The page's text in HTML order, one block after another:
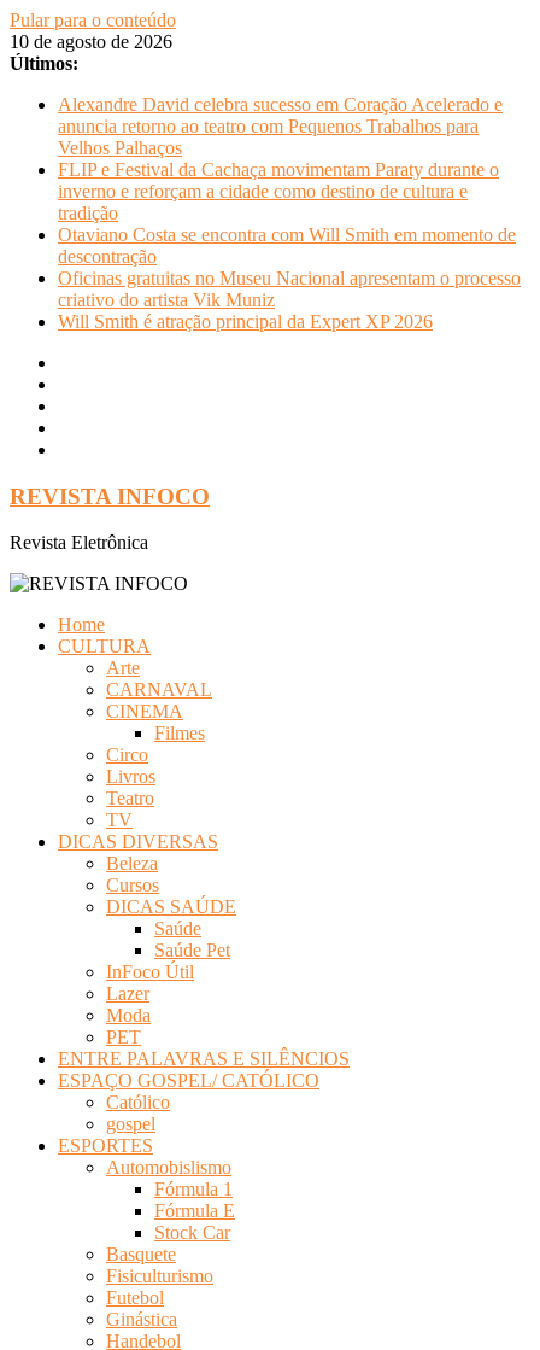
Pular para o conteúdo
10 de agosto de 2026
Últimos:
Alexandre David celebra sucesso em Coração Acelerado e
anuncia retorno ao teatro com Pequenos Trabalhos para
Velhos Palhaços
FLIP e Festival da Cachaça movimentam Paraty durante o
inverno e reforçam a cidade como destino de cultura e
tradição
Otaviano Costa se encontra com Will Smith em momento de
descontração
Oficinas gratuitas no Museu Nacional apresentam o processo
criativo do artista Vik Muniz
Will Smith é atração principal da Expert XP 2026
REVISTA INFOCO
Revista Eletrônica
Home
CULTURA
Arte
CARNAVAL
CINEMA
Filmes
Circo
Livros
Teatro
TV
DICAS DIVERSAS
Beleza
Cursos
DICAS SAÚDE
Saúde
Saúde Pet
InFoco Útil
Lazer
Moda
PET
ENTRE PALAVRAS E SILÊNCIOS
ESPAÇO GOSPEL/ CATÓLICO
Católico
gospel
ESPORTES
Automobislismo
Fórmula 1
Fórmula E
Stock Car
Basquete
Fisiculturismo
Futebol
Ginástica
Handebol